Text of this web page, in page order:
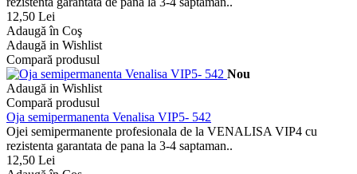
12,50 Lei
Adaugă în Coş
Adaugă in Wishlist
Compară produsul
Nou
Adaugă in Wishlist
Compară produsul
Oja semipermanenta Venalisa VIP5- 542
Ojei semipermanente profesionala de la VENALISA VIP4 cu
rezistenta garantata de pana la 3-4 saptaman..
12,50 Lei